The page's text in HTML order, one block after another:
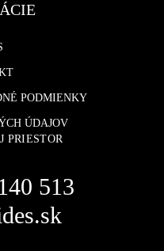
PODMIENKY
ÚDAJOV
PRIESTOR
513